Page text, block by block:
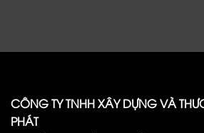
CÔNG TY TNHH XÂY DỰNG VÀ
PHÁT